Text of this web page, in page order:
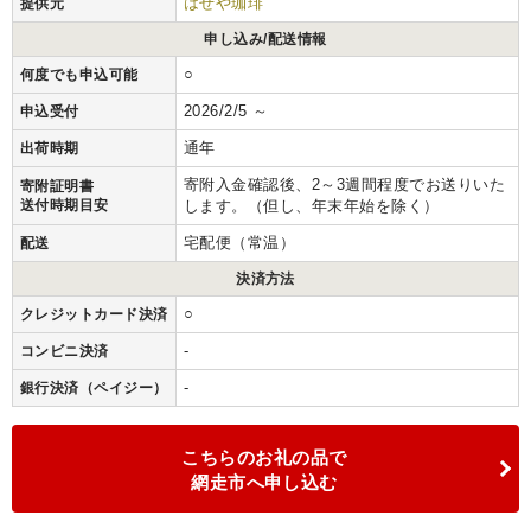
提供元
申し込み/配送情報
何度でも申込可能 ○
申込受付 2026/2/5 ～
出荷時期 通年
寄附証明書
送付時期目安
寄附入金確認後、2～3週間程度でお送りいた
します。（但し、年末年始を除く）
配送 宅配便（常温）
決済方法
クレジットカード決済 ○
コンビニ決済 -
銀行決済（ペイジー） -
こちらのお礼の品で
網走市へ申し込む